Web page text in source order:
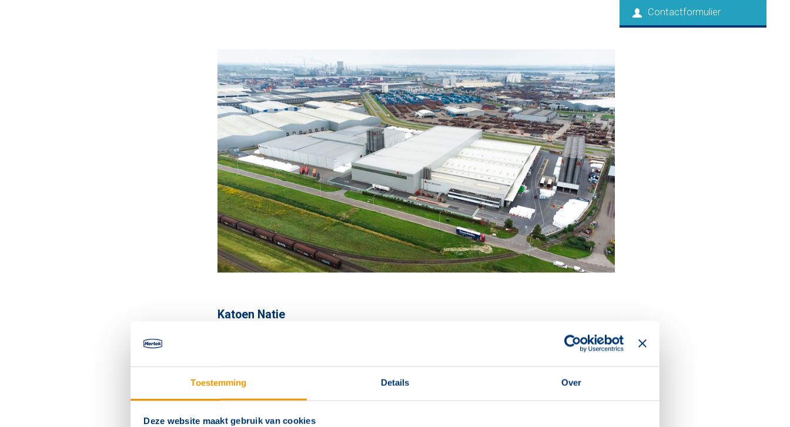
Toestemming Details Over
Deze website maakt gebruik van cookies
Contactformulier
Katoen Natie
Een oude installatie moest uitgebreid worden naar aanleiding van een bouwproject
van een nieuwe hal. Op verzoek van Katoen Natie is een brandmeldinstallatie van
Hertek geïnstalleerd. Bij Katoen Natie Moerdijk dragen Karijn Janssen, HSSEQ
manager, en Willem Koogje, operationeel manager, samen de verantwoording over het
beheer van de brandmeldinstallatie. De 30.000 m2 aan warehousing van Katoen Natie
heeft een brandmeldinstallatie bestaande uit 4 brandmeldcentrales die in totaal 52